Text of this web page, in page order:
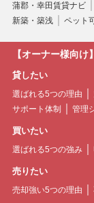
蒲郡・幸田賃貸ナビ
新築・築浅
ペット
【オーナー様向け】
貸したい
選ばれる5つの理由
サポート体制
管理
買いたい
選ばれる5つの強み
売りたい
売却強い5つの理由